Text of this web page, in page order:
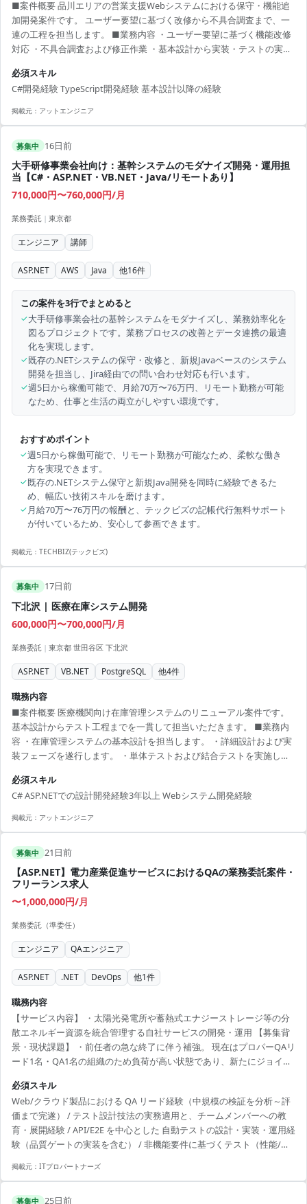
■案件概要 品川エリアの営業支援Webシステムにおける保守・機能追
加開発案件です。 ユーザー要望に基づく改修から不具合調査まで、一
連の工程を担当します。 ■業務内容 ・ユーザー要望に基づく機能改修
対応 ・不具合調査および修正作業 ・基本設計から実装・テストの実施
開発環境 C#, TypeScript, HTML5, CSS, ASP.NET, SQL Server, MagicPod
必須スキル
C#開発経験 TypeScript開発経験 基本設計以降の経験
掲載元： アットエンジニア
募集中 16日前
大手研修事業会社向け：基幹システムのモダナイズ開発・運用担
当【C#・ASP.NET・VB.NET・Java/リモートあり】
710,000円〜760,000円/月
業務委託 | 東京都
エンジニア 講師
ASP.NET AWS Java 他16件
この案件を3行でまとめると
✓大手研修事業会社の基幹システムをモダナイズし、業務効率化を
図るプロジェクトです。業務プロセスの改善とデータ連携の最適
化を実現します。
✓既存の.NETシステムの保守・改修と、新規Javaベースのシステム
開発を担当し、Jira経由での問い合わせ対応も行います。
✓週5日から稼働可能で、月給70万〜76万円、リモート勤務が可能
なため、仕事と生活の両立がしやすい環境です。
おすすめポイント
✓週5日から稼働可能で、リモート勤務が可能なため、柔軟な働き
方を実現できます。
✓既存の.NETシステム保守と新規Java開発を同時に経験できるた
め、幅広い技術スキルを磨けます。
✓月給70万〜76万円の報酬と、テックビズの記帳代行無料サポート
が付いているため、安心して参画できます。
掲載元： TECHBIZ(テックビズ)
募集中 17日前
下北沢 | 医療在庫システム開発
600,000円〜700,000円/月
業務委託 | 東京都 世田谷区 下北沢
ASP.NET VB.NET PostgreSQL 他4件
職務内容
■案件概要 医療機関向け在庫管理システムのリニューアル案件です。
基本設計からテスト工程までを一貫して担当いただきます。 ■業務内
容 ・在庫管理システムの基本設計を担当します。 ・詳細設計および実
装フェーズを遂行します。 ・単体テストおよび結合テストを実施しま
必須スキル
C# ASP.NETでの設計開発経験3年以上 Webシステム開発経験
掲載元： アットエンジニア
募集中 21日前
【ASP.NET】電力産業促進サービスにおけるQAの業務委託案件・
フリーランス求人
〜1,000,000円/月
業務委託（準委任）
エンジニア QAエンジニア
ASP.NET .NET DevOps 他1件
職務内容
【サービス内容】 ・太陽光発電所や蓄熱式エナジーストレージ等の分
散エネルギー資源を統合管理する自社サービスの開発・運用 【募集背
景・現状課題】 ・前任者の急な終了に伴う補強。 現在はプロパーQAリ
ード1名・QA1名の組織のため負荷が高い状態であり、新たにジョイン
他案件並行によるレスポンス遅延を防ぐため、スキル面だけでなくリ
アルタイムなコミュニケーションができるかを重視しています。 【想
定業務内容】 ・リリース方針やリスクに基づくテスト戦略・テスト計
画・品質ゲートの策定 ・仕様やユーザーストーリーのレビュー、テス
ト観点からの欠落検知と仕様整備の推進 ・E2E（UI）...
必須スキル
Web/クラウド製品における QA リード経験（中規模の検証を分析～評
価まで完遂） / テスト設計技法の実務適用と、チームメンバーへの教
育・展開経験 / API/E2E を中心とした 自動テストの設計・実装・運用経
験（品質ゲートの実装を含む） / 非機能要件に基づくテスト（性能/回
である場合）日本語での高いコミュニケーション能力（仕様調整・合
掲載元： ITプロパートナーズ
募集中 25日前